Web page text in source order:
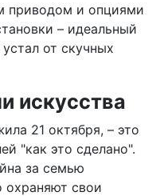
приводом и опциями
– идеальный
от скучных
искусства
21 октября, – это
"как это сделано".
за семью
охраняют свои